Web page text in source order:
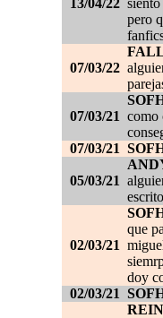
13/04/22
pero
07/03/22
07/03/21 como
07/03/21
05/03/21
02/03/21
que
doy
02/03/21